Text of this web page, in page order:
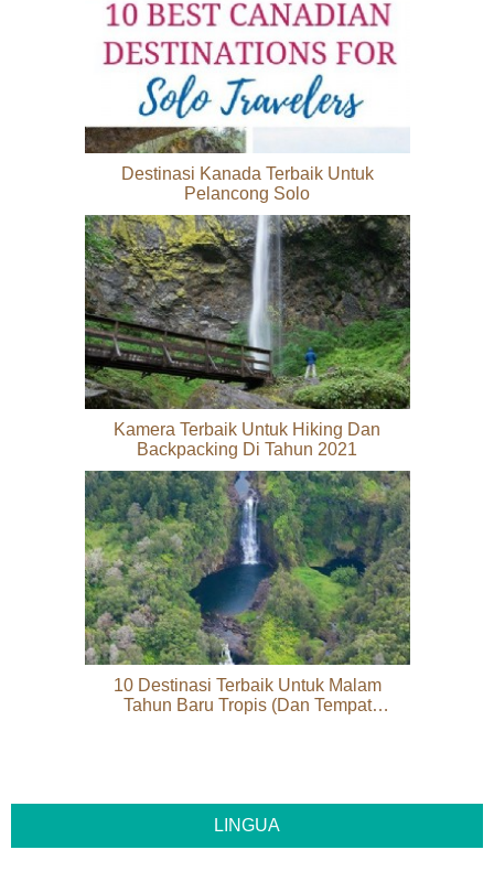
Destinasi Kanada Terbaik Untuk
Pelancong Solo
Kamera Terbaik Untuk Hiking Dan
Backpacking Di Tahun 2021
10 Destinasi Terbaik Untuk Malam
Tahun Baru Tropis (Dan Tempat